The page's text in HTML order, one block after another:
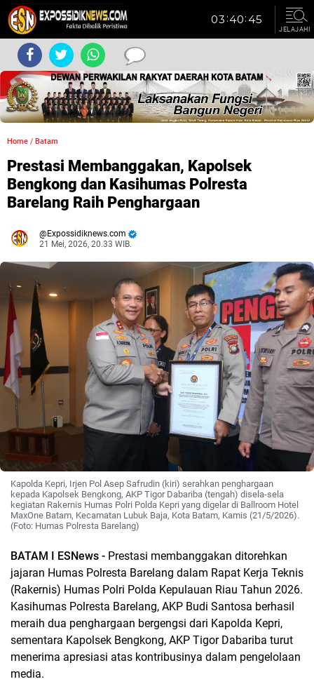
JELAJAHI
Home / Batam
Prestasi Membanggakan, Kapolsek
Bengkong dan Kasihumas Polresta
Barelang Raih Penghargaan
Expossidiknews.com
21 Mei, 2026, 20.33 WIB.
Kapolda Kepri, Irjen Pol Asep Safrudin (kiri) serahkan penghargaan
kepada Kapolsek Bengkong, AKP Tigor Dabariba (tengah) disela-sela
kegiatan Rakernis Humas Polri Polda Kepri yang digelar di Ballroom Hotel
MaxOne Batam, Kecamatan Lubuk Baja, Kota Batam, Kamis (21/5/2026).
(Foto: Humas Polresta Barelang)
BATAM I ESNews - Prestasi membanggakan ditorehkan
jajaran Humas Polresta Barelang dalam Rapat Kerja Teknis
(Rakernis) Humas Polri Polda Kepulauan Riau Tahun 2026.
Kasihumas Polresta Barelang, AKP Budi Santosa berhasil
meraih dua penghargaan bergengsi dari Kapolda Kepri,
sementara Kapolsek Bengkong, AKP Tigor Dabariba turut
menerima apresiasi atas kontribusinya dalam pengelolaan
media.